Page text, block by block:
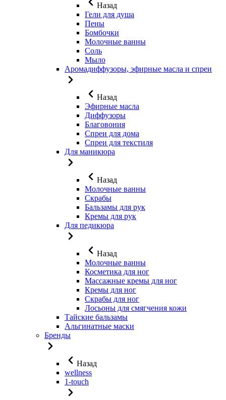
Назад
Гели для душа
Пены
Бомбочки
Молочные ванны
Соль
Мыло
Аромадиффузоры, эфирные масла и спреи
Назад
Эфирные масла
Диффузоры
Благовония
Спреи для дома
Спреи для текстиля
Для маникюра
Назад
Молочные ванны
Скрабы
Бальзамы для рук
Кремы для рук
Для педикюра
Назад
Молочные ванны
Косметика для ног
Массажные кремы для ног
Кремы для ног
Скрабы для ног
Лосьоны для смягчения кожи
Тайские бальзамы
Альгинатные маски
Бренды
Назад
wellness
1-touch